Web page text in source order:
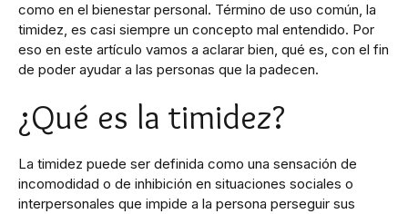
como en el bienestar personal. Término de uso común, la
timidez, es casi siempre un concepto mal entendido. Por
eso en este artículo vamos a aclarar bien, qué es, con el fin
de poder ayudar a las personas que la padecen.
¿Qué es la timidez?
La timidez puede ser definida como una sensación de
incomodidad o de inhibición en situaciones sociales o
interpersonales que impide a la persona perseguir sus